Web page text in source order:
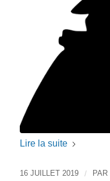
Lire la suite
16 JUILLET 2019 / PAR